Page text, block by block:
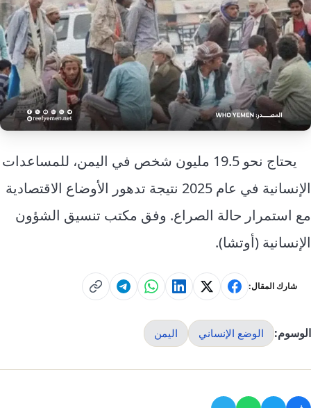
يحتاج نحو 19.5 مليون شخص في اليمن، للمساعدات
الإنسانية في عام 2025 نتيجة تدهور الأوضاع الاقتصادية
مع استمرار حالة الصراع. وفق مكتب تنسيق الشؤون
الإنسانية (أوتشا).
شارك المقال:
الوسوم: الوضع الإنساني اليمن